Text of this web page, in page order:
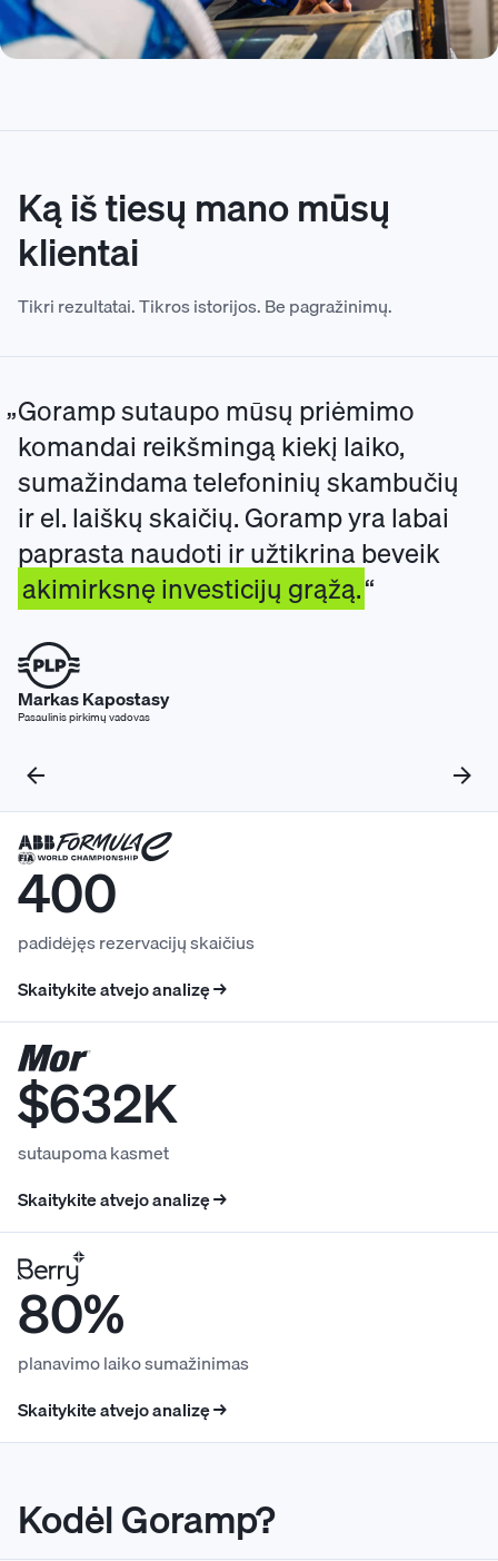
Ką iš tiesų mano mūsų
klientai
Tikri rezultatai. Tikros istorijos. Be pagražinimų.
Goramp sutaupo mūsų priėmimo
komandai reikšmingą kiekį laiko,
sumažindama telefoninių skambučių
ir el. laiškų skaičių. Goramp yra labai
paprasta naudoti ir užtikrina beveik
akimirksnę investicijų grąžą.
Markas Kapostasy
Pasaulinis pirkimų vadovas
400
padidėjęs rezervacijų skaičius
Skaitykite atvejo analizę →
$632K
sutaupoma kasmet
Skaitykite atvejo analizę →
80%
planavimo laiko sumažinimas
Skaitykite atvejo analizę →
Kodėl Goramp?